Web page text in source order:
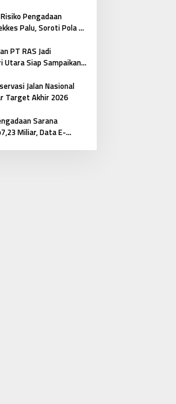
Pengadaan
Palu, Soroti Pola E-
PT RAS Jadi
Utara Siap Sampaikan
Jalan Nasional
Target Akhir 2026
Sarana
Miliar, Data E-